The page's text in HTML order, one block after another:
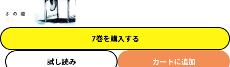
7巻を購入する
試し読み カートに追加